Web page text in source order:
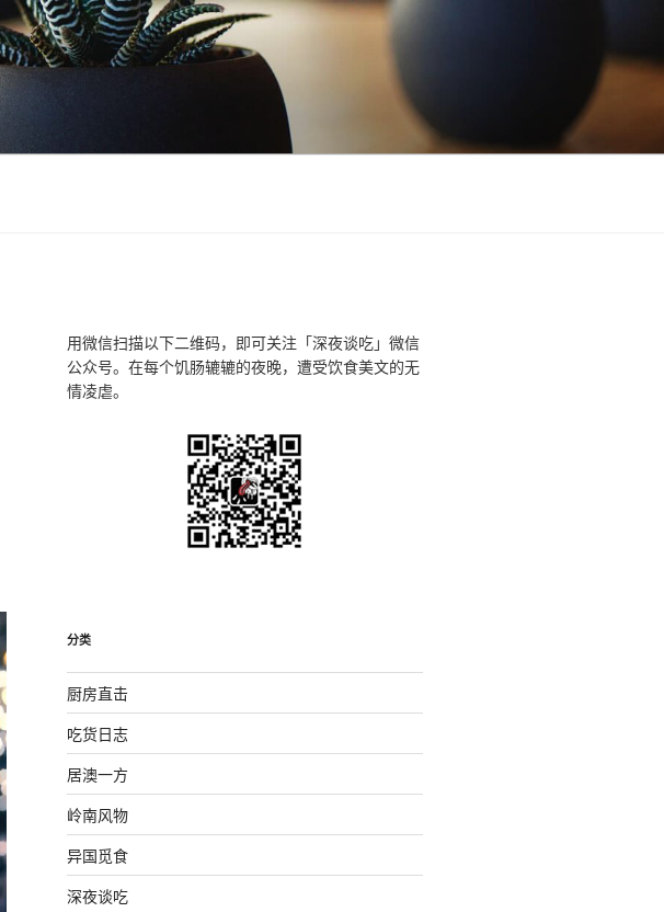
用微信扫描以下二维码，即可关注「深夜谈吃」微信
公众号。在每个饥肠辘辘的夜晚，遭受饮食美文的无
情凌虐。
分类
厨房直击
吃货日志
居澳一方
岭南风物
异国觅食
深夜谈吃